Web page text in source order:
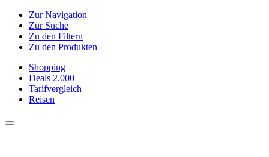
Zur Navigation
Zur Suche
Zu den Filtern
Zu den Produkten
Shopping
Deals 2.000+
Tarifvergleich
Reisen